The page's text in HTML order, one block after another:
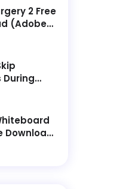
L3267/
L5298
2 Free
(Adobe
During
Faster
Download